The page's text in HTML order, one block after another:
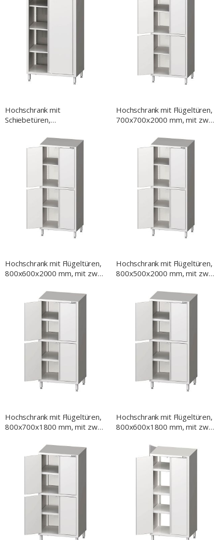
Hochschrank mit
Schiebetüren,
verschweißt
Hochschrank mit Flügeltüren,
700x700x2000 mm, mit zwei
Hochschrank mit Flügeltüren,
800x600x2000 mm, mit zwei
Hochschrank mit Flügeltüren,
800x500x2000 mm, mit zwei
Hochschrank mit Flügeltüren,
800x700x1800 mm, mit zwei
Hochschrank mit Flügeltüren,
800x600x1800 mm, mit zwei